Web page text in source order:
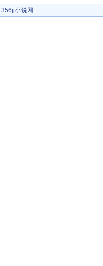
356jj小说网